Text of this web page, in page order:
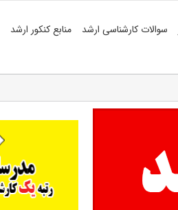
سوالات کارشناسی ارشد منابع کنکور ارشد